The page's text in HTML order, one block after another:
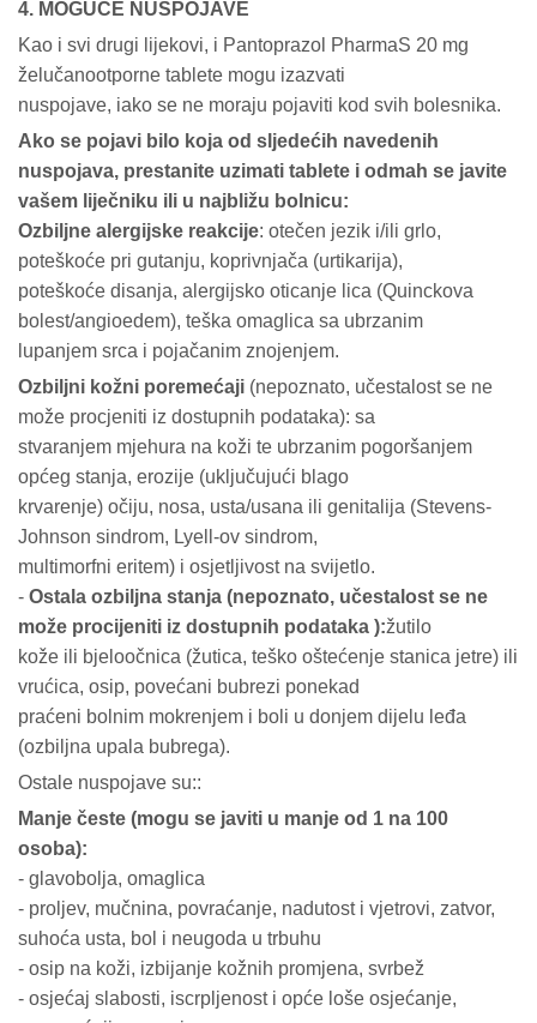
4. MOGUĆE NUSPOJAVE
Kao i svi drugi lijekovi, i Pantoprazol PharmaS 20 mg
želučanootporne tablete mogu izazvati
nuspojave, iako se ne moraju pojaviti kod svih bolesnika.
Ako se pojavi bilo koja od sljedećih navedenih
nuspojava, prestanite uzimati tablete i odmah se javite
vašem liječniku ili u najbližu bolnicu:
Ozbiljne alergijske reakcije: otečen jezik i/ili grlo,
poteškoće pri gutanju, koprivnjača (urtikarija),
poteškoće disanja, alergijsko oticanje lica (Quinckova
bolest/angioedem), teška omaglica sa ubrzanim
lupanjem srca i pojačanim znojenjem.
Ozbiljni kožni poremećaji (nepoznato, učestalost se ne
može procjeniti iz dostupnih podataka): sa
stvaranjem mjehura na koži te ubrzanim pogoršanjem
općeg stanja, erozije (uključujući blago
krvarenje) očiju, nosa, usta/usana ili genitalija (Stevens-
Johnson sindrom, Lyell-ov sindrom,
multimorfni eritem) i osjetljivost na svijetlo.
- Ostala ozbiljna stanja (nepoznato, učestalost se ne
može procijeniti iz dostupnih podataka ):žutilo
kože ili bjeloočnica (žutica, teško oštećenje stanica jetre) ili
vrućica, osip, povećani bubrezi ponekad
praćeni bolnim mokrenjem i boli u donjem dijelu leđa
(ozbiljna upala bubrega).
Ostale nuspojave su::
Manje česte (mogu se javiti u manje od 1 na 100
osoba):
- glavobolja, omaglica
- proljev, mučnina, povraćanje, nadutost i vjetrovi, zatvor,
suhoća usta, bol i neugoda u trbuhu
- osip na koži, izbijanje kožnih promjena, svrbež
- osjećaj slabosti, iscrpljenost i opće loše osjećanje,